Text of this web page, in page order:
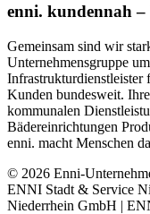
enni. kundennah
Gemeinsam sind wir
Unternehmensgruppe
Infrastrukturdienstleister
Kunden bundesweit.
kommunalen
Bädereinrichtungen
enni. macht Menschen
© 2026 Enni-
ENNI Stadt & Service
Niederrhein GmbH |